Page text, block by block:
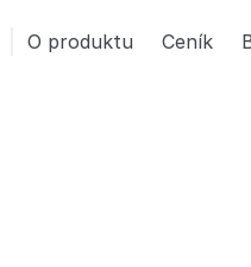
O produktu Ceník